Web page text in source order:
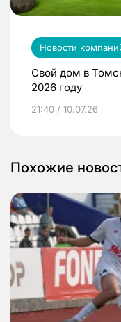
Новости
Свой дом в
2026 году
21:40 / 10.07.26
Похожие